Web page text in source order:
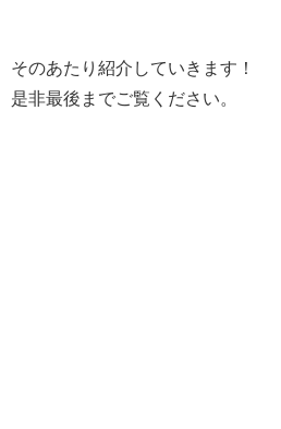
そのあたり紹介していきます！
是非最後までご覧ください。